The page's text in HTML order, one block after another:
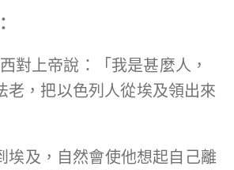
對上帝說：「我是甚麼人，
老，把以色列人從埃及領出來
埃及，自然會使他想起自己離